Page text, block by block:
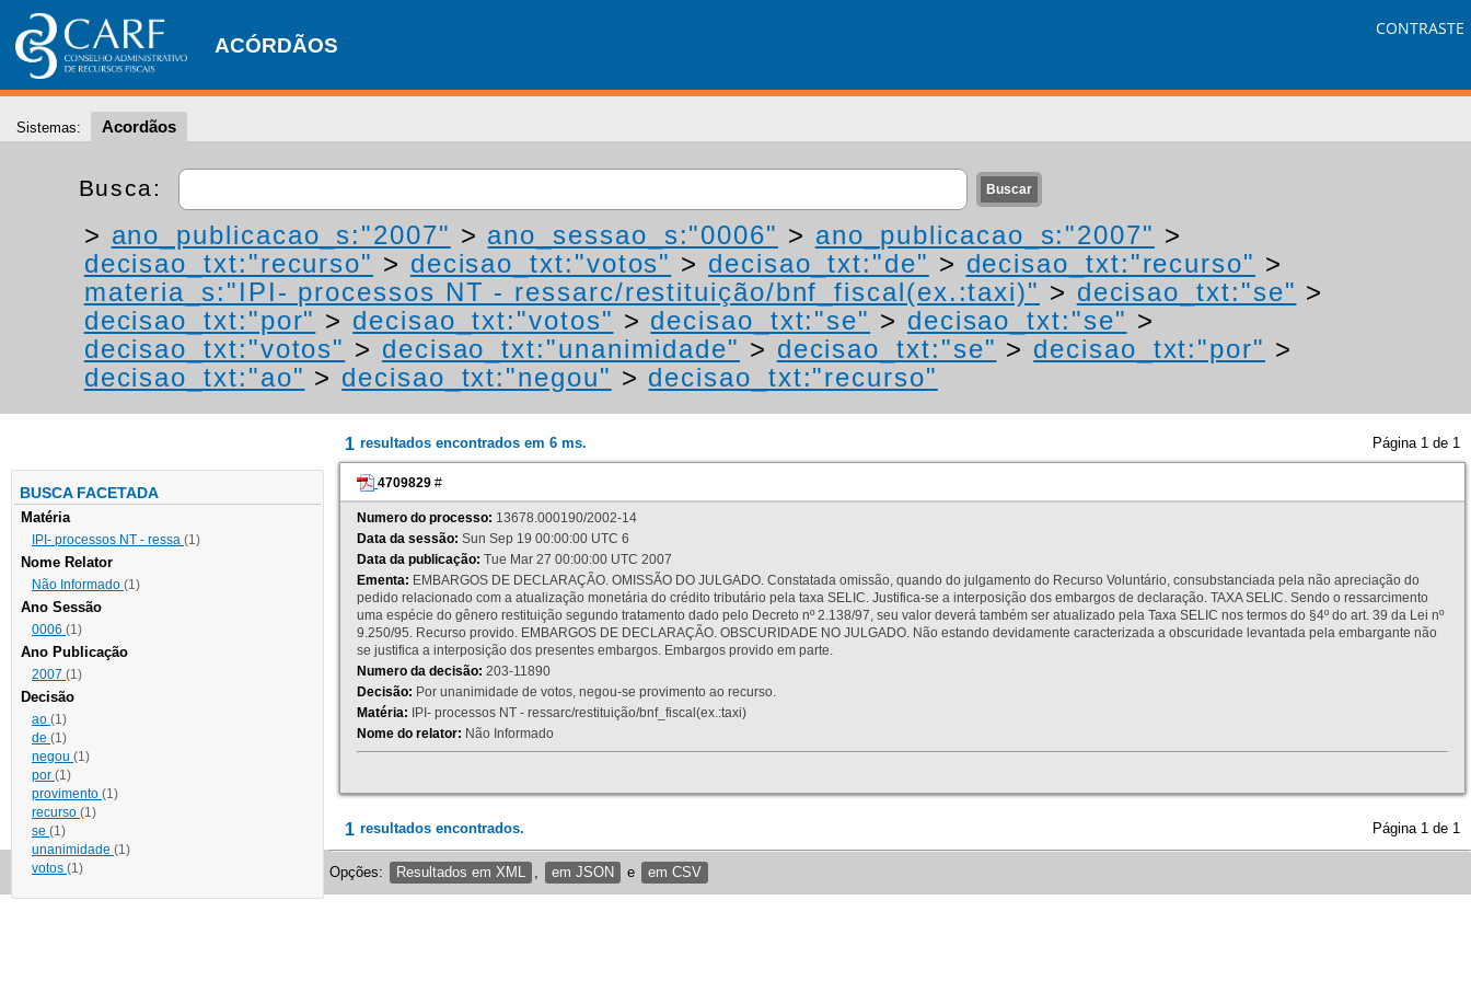
ACÓRDÃOS
CONTRASTE
Sistemas: Acordãos
Busca:
> ano_publicacao_s:"2007" > ano_sessao_s:"0006" > ano_publicacao_s:"2007" >
decisao_txt:"recurso" > decisao_txt:"votos" > decisao_txt:"de" > decisao_txt:"recurso" >
materia_s:"IPI- processos NT - ressarc/restituição/bnf_fiscal(ex.:taxi)" > decisao_txt:"se" >
decisao_txt:"por" > decisao_txt:"votos" > decisao_txt:"se" > decisao_txt:"se" >
decisao_txt:"votos" > decisao_txt:"unanimidade" > decisao_txt:"se" > decisao_txt:"por" >
decisao_txt:"ao" > decisao_txt:"negou" > decisao_txt:"recurso"
BUSCA FACETADA
Matéria
IPI- processos NT - ressa (1)
Nome Relator
Não Informado (1)
Ano Sessão
0006 (1)
Ano Publicação
2007 (1)
Decisão
ao (1)
de (1)
negou (1)
por (1)
provimento (1)
recurso (1)
se (1)
unanimidade (1)
votos (1)
1 resultados encontrados em 6 ms. Página 1 de 1
4709829 #
Numero do processo: 13678.000190/2002-14
Data da sessão: Sun Sep 19 00:00:00 UTC 6
Data da publicação: Tue Mar 27 00:00:00 UTC 2007
Ementa: EMBARGOS DE DECLARAÇÃO. OMISSÃO DO JULGADO. Constatada omissão, quando do julgamento do Recurso Voluntário, consubstanciada pela não apreciação do
pedido relacionado com a atualização monetária do crédito tributário pela taxa SELIC. Justifica-se a interposição dos embargos de declaração. TAXA SELIC. Sendo o ressarcimento
uma espécie do gênero restituição segundo tratamento dado pelo Decreto nº 2.138/97, seu valor deverá também ser atualizado pela Taxa SELIC nos termos do §4º do art. 39 da Lei nº
9.250/95. Recurso provido. EMBARGOS DE DECLARAÇÃO. OBSCURIDADE NO JULGADO. Não estando devidamente caracterizada a obscuridade levantada pela embargante não
se justifica a interposição dos presentes embargos. Embargos provido em parte.
Numero da decisão: 203-11890
Decisão: Por unanimidade de votos, negou-se provimento ao recurso.
Matéria: IPI- processos NT - ressarc/restituição/bnf_fiscal(ex.:taxi)
Nome do relator: Não Informado
1 resultados encontrados. Página 1 de 1
Opções: Resultados em XML em JSON e em CSV